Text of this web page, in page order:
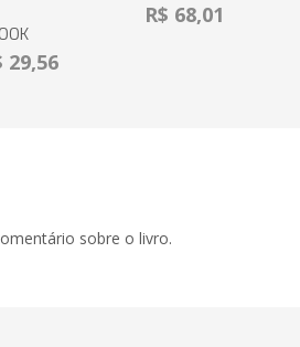
29,56
R$ 68,01
sobre o livro.